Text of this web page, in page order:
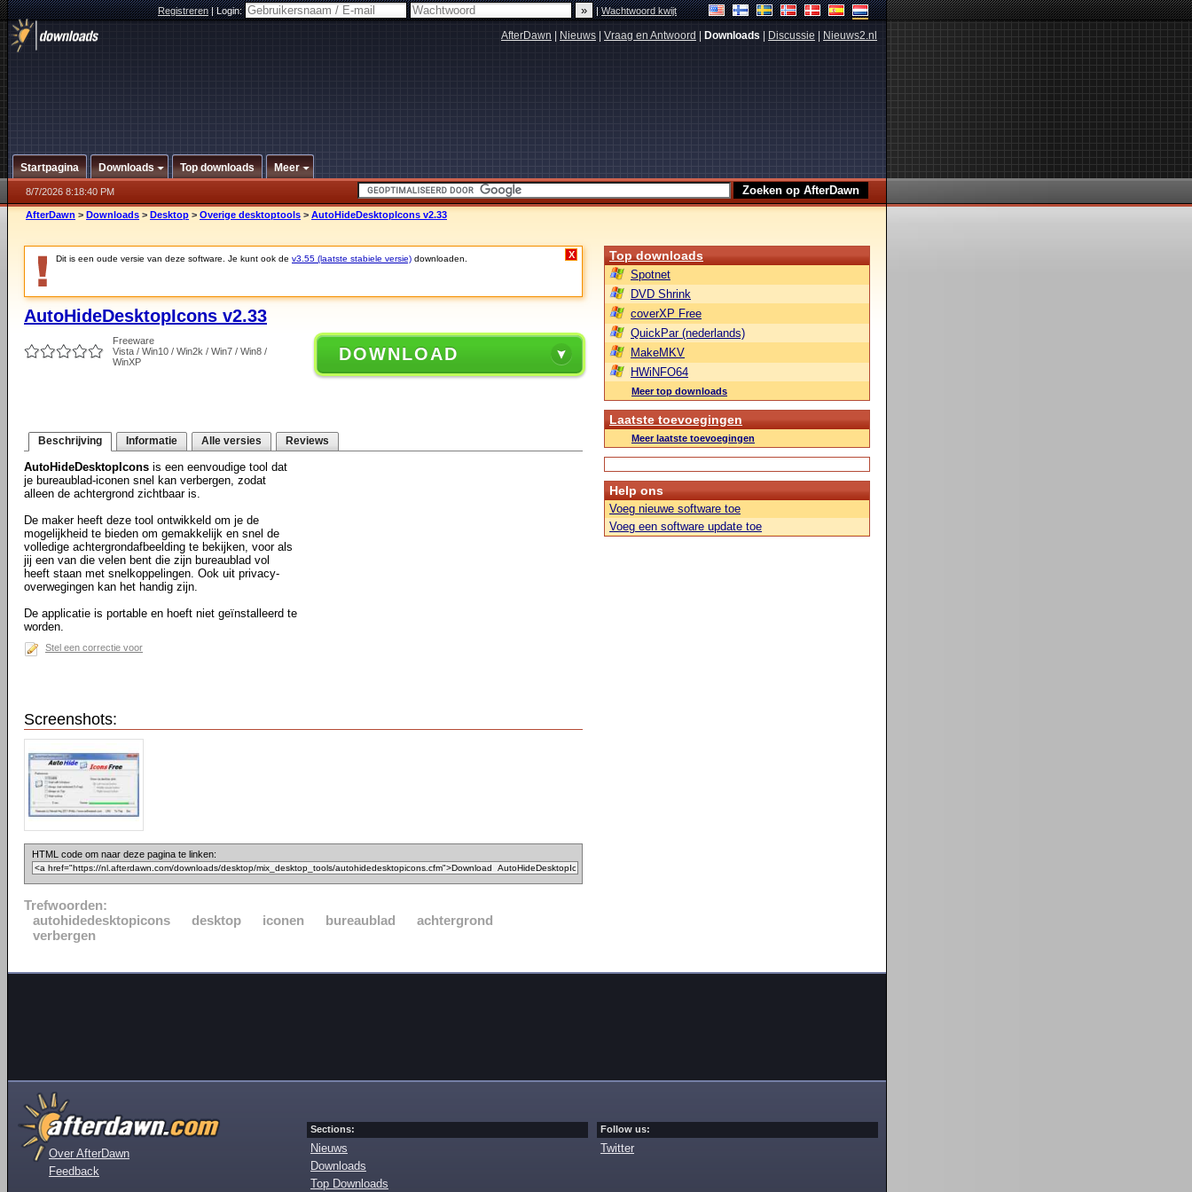
Registreren|Login: |Wachtwoord kwijt
AfterDawn Nieuws Vraag en Antwoord Downloads Discussie Nieuws2.nl
Startpagina Downloads Top downloads Meer
8/7/2026 8:18:40 PM
AfterDawn > Downloads > Desktop > Overige desktoptools > AutoHideDesktopIcons v2.33
Dit is een oude versie van deze software. Je kunt ook de v3.55 (laatste stabiele versie) downloaden. X
AutoHideDesktopIcons v2.33
Freeware
Vista / Win10 / Win2k / Win7 / Win8 /
WinXP
DOWNLOAD
Beschrijving Informatie Alle versies Reviews
AutoHideDesktopIcons is een eenvoudige tool dat
je bureaublad-iconen snel kan verbergen, zodat
alleen de achtergrond zichtbaar is.
De maker heeft deze tool ontwikkeld om je de
mogelijkheid te bieden om gemakkelijk en snel de
volledige achtergrondafbeelding te bekijken, voor als
jij een van die velen bent die zijn bureaublad vol
heeft staan met snelkoppelingen. Ook uit privacy-
overwegingen kan het handig zijn.
De applicatie is portable en hoeft niet geïnstalleerd te
worden.
Stel een correctie voor
Screenshots:
HTML code om naar deze pagina te linken:
Trefwoorden:
autohidedesktopicons
desktop iconen bureaublad
achtergrond
verbergen
Top downloads
Spotnet
DVD Shrink
coverXP Free
QuickPar (nederlands)
MakeMKV
HWiNFO64
Meer top downloads
Laatste toevoegingen
Meer laatste toevoegingen
Help ons
Voeg nieuwe software toe
Voeg een software update toe
Over AfterDawn
Feedback
Sections:
Nieuws
Downloads
Top Downloads
Follow us:
Twitter